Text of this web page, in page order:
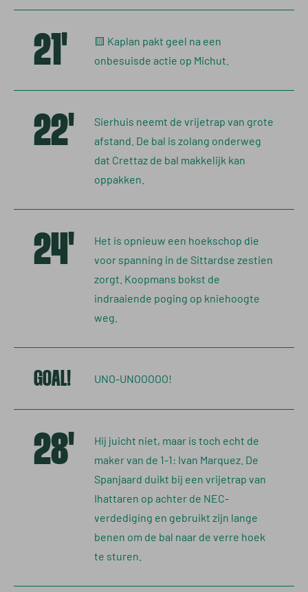
21'
🟨 Kaplan pakt geel na een
onbesuisde actie op Michut.
22'
Sierhuis neemt de vrijetrap van grote
afstand. De bal is zolang onderweg
dat Crettaz de bal makkelijk kan
oppakken.
24'
Het is opnieuw een hoekschop die
voor spanning in de Sittardse zestien
zorgt. Koopmans bokst de
indraaiende poging op kniehoogte
weg.
GOAL! UNO-UNOOOOO!
28'
Hij juicht niet, maar is toch echt de
maker van de 1-1: Ivan Marquez. De
Spanjaard duikt bij een vrijetrap van
Ihattaren op achter de NEC-
verdediging en gebruikt zijn lange
benen om de bal naar de verre hoek
te sturen.